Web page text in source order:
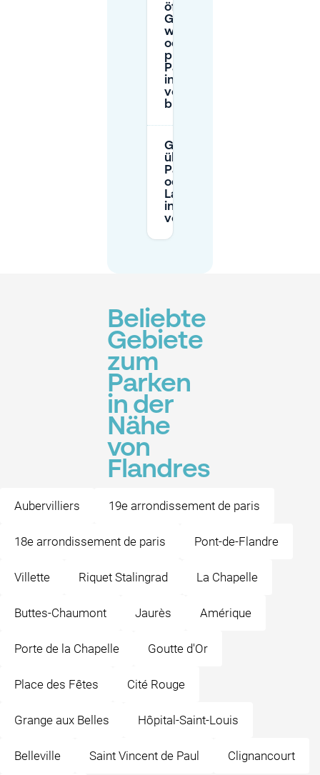
öffentliche
Garage
wählen
oder einen
privaten
Parkplatz
in Flandres
vorab
buchen?
Gibt es
überdachte
Parkplätze
oder EV-
Ladestationen
in der Nähe
von Flandres?
Beliebte
Gebiete
zum
Parken
in der
Nähe
von
Flandres
Aubervilliers 19e arrondissement de paris
18e arrondissement de paris Pont-de-Flandre
Villette Riquet Stalingrad La Chapelle
Buttes-Chaumont Jaurès Amérique
Porte de la Chapelle Goutte d'Or
Place des Fêtes Cité Rouge
Grange aux Belles Hôpital-Saint-Louis
Belleville Saint Vincent de Paul Clignancourt